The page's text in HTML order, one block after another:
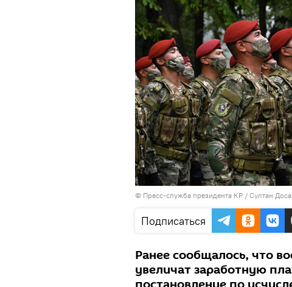
© Пресс-служба президента КР / Султан
Подписаться
Ранее сообщалось, что
увеличат заработную